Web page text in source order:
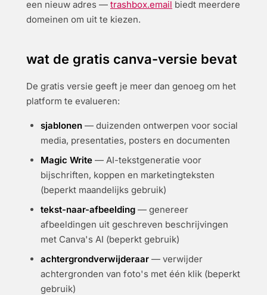
een nieuw adres — trashbox.email biedt meerdere
domeinen om uit te kiezen.
wat de gratis canva-versie bevat
De gratis versie geeft je meer dan genoeg om het
platform te evalueren:
sjablonen — duizenden ontwerpen voor social
media, presentaties, posters en documenten
Magic Write — AI-tekstgeneratie voor
bijschriften, koppen en marketingteksten
(beperkt maandelijks gebruik)
tekst-naar-afbeelding — genereer
afbeeldingen uit geschreven beschrijvingen
met Canva's AI (beperkt gebruik)
achtergrondverwijderaar — verwijder
achtergronden van foto's met één klik (beperkt
gebruik)